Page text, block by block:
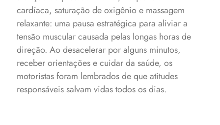
cardíaca, saturação de oxigênio e massagem
relaxante: uma pausa estratégica para aliviar a
tensão muscular causada pelas longas horas de
direção. Ao desacelerar por alguns minutos,
receber orientações e cuidar da saúde, os
motoristas foram lembrados de que atitudes
responsáveis salvam vidas todos os dias.